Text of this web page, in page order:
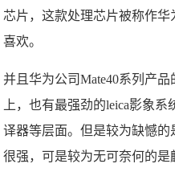
芯片，这款处理芯片被称作
喜欢。
并且华为公司Mate40系列产
上，也有最强劲的leica影象
译器等层面。但是较为缺憾的
很强，可是较为无可奈何的是